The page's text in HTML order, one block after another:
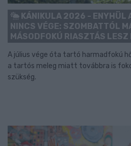
KÁNIKULA 2026 - ENYHÜL
NINCS VÉGE: SZOMBATTÓL
MÁSODFOKÚ RIASZTÁS LESZ
A július vége óta tartó harmadfokú
a tartós meleg miatt továbbra is
szükség.